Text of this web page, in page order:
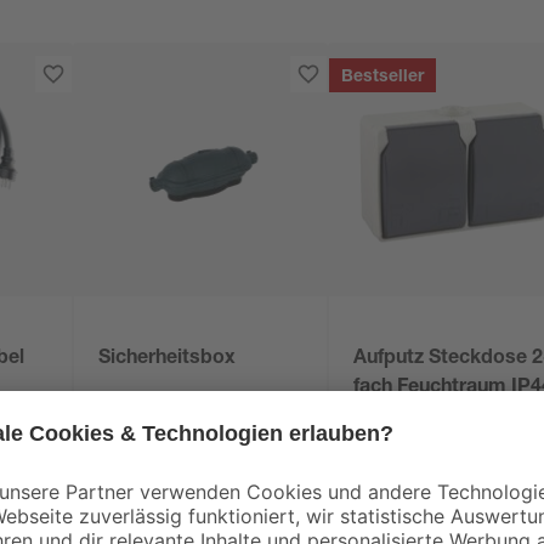
Sicherheitsbox
7,99€
Bestseller
Aufputz Steckdose
fach Feuchtraum
5,99